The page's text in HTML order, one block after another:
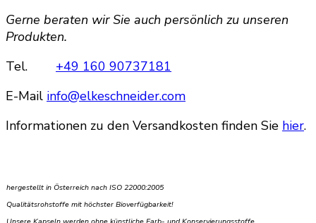
Gerne beraten wir Sie auch persönlich zu unseren
Produkten.
Tel. +49 160 90737181
E-Mail info@elkeschneider.com
Informationen zu den Versandkosten finden Sie hier.
hergestellt in Österreich nach ISO 22000:2005
Qualitätsrohstoffe mit höchster Bioverfügbarkeit!